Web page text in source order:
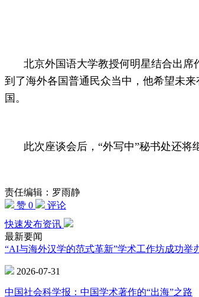
北京外国语大学教授何明星结合出
到了海外各国普通民众当中，他希望未
国。
此次座谈会后，“外写中”秘书处还
责任编辑：罗雨静
赞 0
评论
快速发布资讯
最新要闻
“AI与海外汉学的范式革新”学术工作坊成功举
2026-07-31
中国社会科学报：中国学术著作的“出海”之路